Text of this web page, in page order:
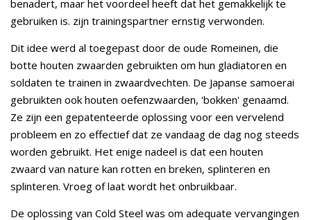
benadert, maar het voordeel heeft dat het gemakkelijk te
gebruiken is. zijn trainingspartner ernstig verwonden.
Dit idee werd al toegepast door de oude Romeinen, die
botte houten zwaarden gebruikten om hun gladiatoren en
soldaten te trainen in zwaardvechten. De Japanse samoerai
gebruikten ook houten oefenzwaarden, 'bokken' genaamd.
Ze zijn een gepatenteerde oplossing voor een vervelend
probleem en zo effectief dat ze vandaag de dag nog steeds
worden gebruikt. Het enige nadeel is dat een houten
zwaard van nature kan rotten en breken, splinteren en
splinteren. Vroeg of laat wordt het onbruikbaar.
De oplossing van Cold Steel was om adequate vervangingen